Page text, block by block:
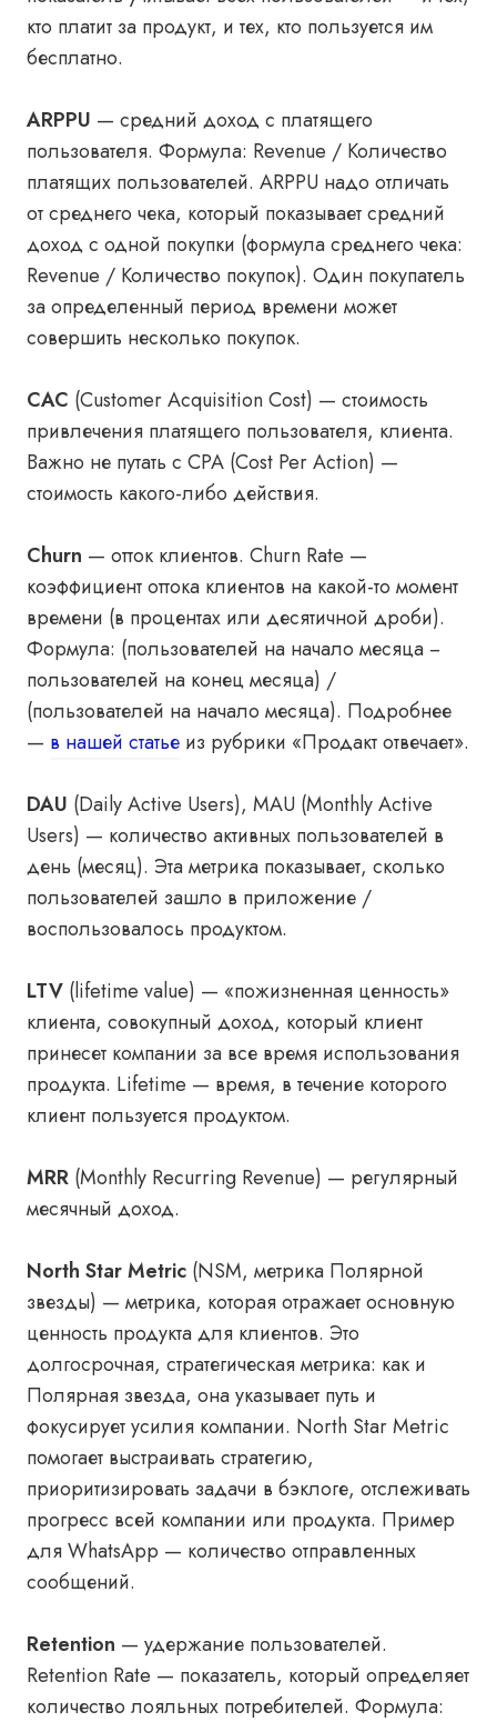
кто платит за продукт, и тех, кто пользуется им
бесплатно.
ARPPU — средний доход с платящего
пользователя. Формула: Revenue / Количество
платящих пользователей. ARPPU надо отличать
от среднего чека, который показывает средний
доход с одной покупки (формула среднего чека:
Revenue / Количество покупок). Один покупатель
за определенный период времени может
совершить несколько покупок.
CAC (Customer Acquisition Cost) — стоимость
привлечения платящего пользователя, клиента.
Важно не путать с CPA (Cost Per Action) —
стоимость какого-либо действия.
Churn — отток клиентов. Churn Rate —
коэффициент оттока клиентов на какой-то момент
времени (в процентах или десятичной дроби).
Формула: (пользователей на начало месяца −
пользователей на конец месяца) /
(пользователей на начало месяца). Подробнее
— в нашей статье из рубрики «Продакт отвечает».
DAU (Daily Active Users), MAU (Monthly Active
Users) — количество активных пользователей в
день (месяц). Эта метрика показывает, сколько
пользователей зашло в приложение /
воспользовалось продуктом.
LTV (lifetime value) — «пожизненная ценность»
клиента, совокупный доход, который клиент
принесет компании за все время использования
продукта. Lifetime — время, в течение которого
клиент пользуется продуктом.
MRR (Monthly Recurring Revenue) — регулярный
месячный доход.
North Star Metric (NSM, метрика Полярной
звезды) — метрика, которая отражает основную
ценность продукта для клиентов. Это
долгосрочная, стратегическая метрика: как и
Полярная звезда, она указывает путь и
фокусирует усилия компании. North Star Metric
помогает выстраивать стратегию,
приоритизировать задачи в бэклоге, отслеживать
прогресс всей компании или продукта. Пример
для WhatsApp — количество отправленных
сообщений.
Retention — удержание пользователей.
Retention Rate — показатель, который определяет
количество лояльных потребителей. Формула: